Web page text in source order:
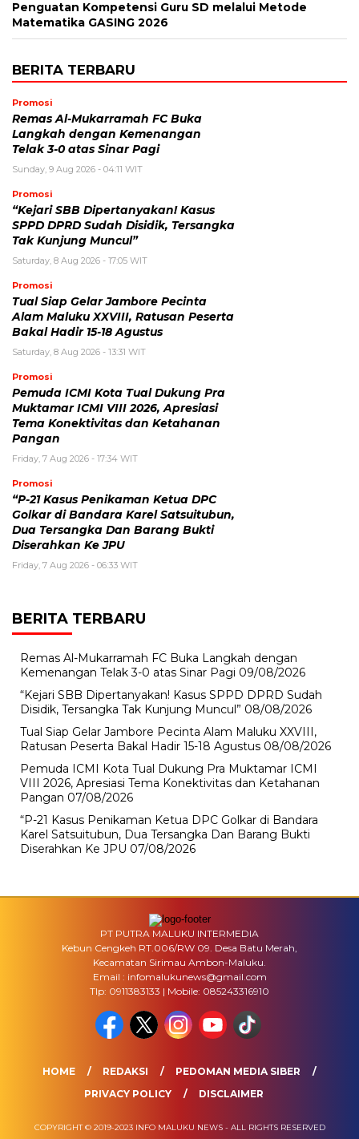
Penguatan Kompetensi Guru SD melalui Metode
Matematika GASING 2026
BERITA TERBARU
Promosi
Remas Al-Mukarramah FC Buka
Langkah dengan Kemenangan
Telak 3-0 atas Sinar Pagi
Sunday, 9 Aug 2026 - 04:11 WIT
Promosi
“Kejari SBB Dipertanyakan! Kasus
SPPD DPRD Sudah Disidik, Tersangka
Tak Kunjung Muncul”
Saturday, 8 Aug 2026 - 17:05 WIT
Promosi
Tual Siap Gelar Jambore Pecinta
Alam Maluku XXVIII, Ratusan Peserta
Bakal Hadir 15-18 Agustus
Saturday, 8 Aug 2026 - 13:31 WIT
Promosi
Pemuda ICMI Kota Tual Dukung Pra
Muktamar ICMI VIII 2026, Apresiasi
Tema Konektivitas dan Ketahanan
Pangan
Friday, 7 Aug 2026 - 17:34 WIT
Promosi
“P-21 Kasus Penikaman Ketua DPC
Golkar di Bandara Karel Satsuitubun,
Dua Tersangka Dan Barang Bukti
Diserahkan Ke JPU
Friday, 7 Aug 2026 - 06:33 WIT
BERITA TERBARU
Remas Al-Mukarramah FC Buka Langkah dengan
Kemenangan Telak 3-0 atas Sinar Pagi 09/08/2026
“Kejari SBB Dipertanyakan! Kasus SPPD DPRD Sudah
Disidik, Tersangka Tak Kunjung Muncul” 08/08/2026
Tual Siap Gelar Jambore Pecinta Alam Maluku XXVIII,
Ratusan Peserta Bakal Hadir 15-18 Agustus 08/08/2026
Pemuda ICMI Kota Tual Dukung Pra Muktamar ICMI
VIII 2026, Apresiasi Tema Konektivitas dan Ketahanan
Pangan 07/08/2026
“P-21 Kasus Penikaman Ketua DPC Golkar di Bandara
Karel Satsuitubun, Dua Tersangka Dan Barang Bukti
Diserahkan Ke JPU 07/08/2026
PT PUTRA MALUKU INTERMEDIA
Kebun Cengkeh RT.006/RW 09. Desa Batu Merah,
Kecamatan Sirimau Ambon-Maluku.
Email : infomalukunews@gmail.com
Tlp: 0911383133 | Mobile: 085243316910
HOME REDAKSI
PEDOMAN MEDIA SIBER
PRIVACY POLICY
DISCLAIMER
COPYRIGHT © 2019-2023 INFO MALUKU NEWS - ALL RIGHTS RESERVED